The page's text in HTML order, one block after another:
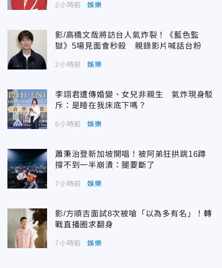
2小時前 娛樂
影/高橋文哉將訪台人氣炸裂！《藍色監
獄》5場見面會秒殺 親錄影片喊話台粉
2小時前 娛樂
李翊君遭傳婚變、女兒非親生 氣炸現身駁
斥：是睡在我床底下嗎？
5小時前 娛樂
蕭秉治登新加坡開唱！被阿弟狂拱跳16蹲
撐不到一半崩潰：腿要斷了
7小時前 娛樂
影/方順吉面試8次被嗆「以為多有名」！轉
戰直播圈求翻身
7小時前 娛樂